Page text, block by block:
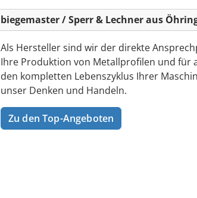
biegemaster / Sperr & Lechner aus
Als Hersteller sind wir der direkte
Ihre Produktion von Metallprofilen und für
den kompletten Lebenszyklus Ihrer
unser Denken und Handeln.
Zu den Top-Angeboten